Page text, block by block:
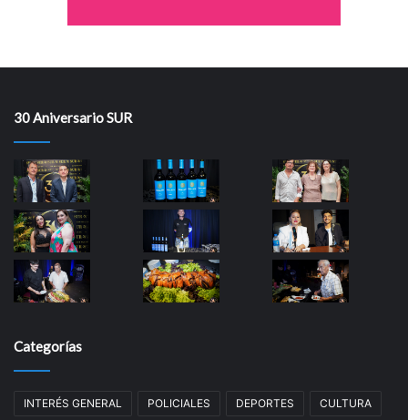
30 Aniversario SUR
Categorías
INTERÉS GENERAL POLICIALES DEPORTES CULTURA